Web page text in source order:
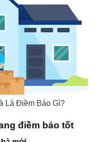
Là Điềm Báo Gì?
điềm báo tốt